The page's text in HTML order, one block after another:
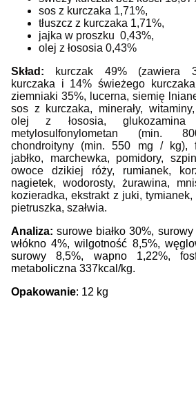
sos z kurczaka 1,71%,
tłuszcz z kurczaka 1,71%,
jajka w proszku 0,43%,
olej z łososia 0,43%
Skład: kurczak 49% (zawiera
kurczaka i 14% świeżego
ziemniaki 35%, lucerna, siemię
sos z kurczaka, minerały,
olej z łososia, glukozamina
metylosulfonylometan (min.
chondroityny (min. 550 mg / kg),
jabłko, marchewka, pomidory,
owoce dzikiej róży, rumianek,
nagietek, wodorosty, żurawina,
kozieradka, ekstrakt z juki,
pietruszka, szałwia.
Analiza: surowe białko 30%,
włókno 4%, wilgotność 8,5%,
surowy 8,5%, wapno 1,22%,
metaboliczna 337kcal/kg.
Opakowanie: 12 kg